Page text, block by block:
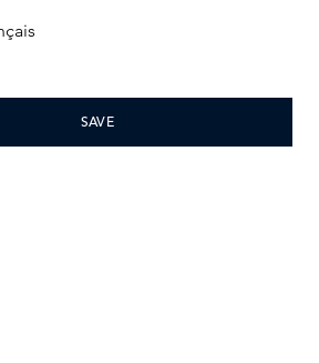
introduceert een
water voor de huid met
musk met een subtiele
SAVE